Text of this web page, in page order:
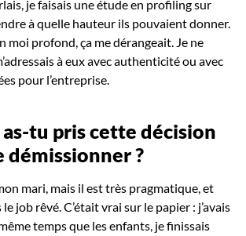
je faisais une étude en profiling sur
à quelle hauteur ils pouvaient donner.
moi profond, ça me dérangeait. Je ne
à eux avec authenticité ou avec
pour l’entreprise.
tu pris cette décision
démissionner?
mari, mais il est très pragmatique, et
le job rêvé. C’était vrai sur le papier : j’avais
temps que les enfants, je finissais